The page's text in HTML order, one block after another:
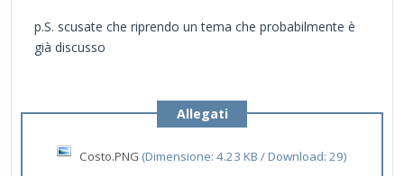
p.S. scusate che riprendo un tema che probabilmente è
già discusso
Allegati
Costo.PNG (Dimensione: 4.23 KB / Download: 29)